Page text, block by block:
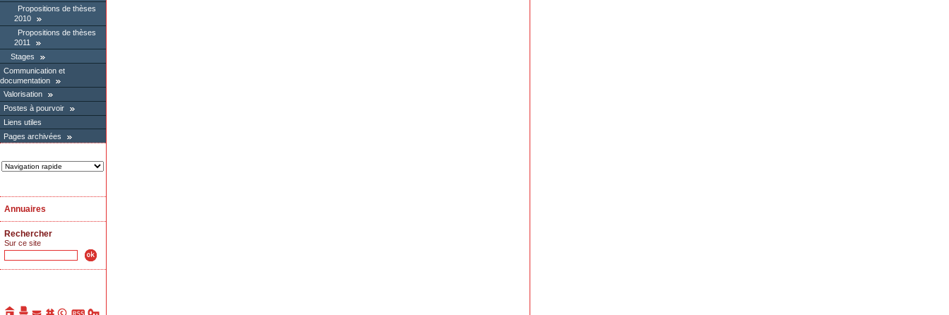
Propositions de thèses
2010
Propositions de thèses
2011
Stages
Communication et
documentation
Valorisation
Postes à pourvoir
Liens utiles
Pages archivées
Annuaires
Rechercher
Sur ce site